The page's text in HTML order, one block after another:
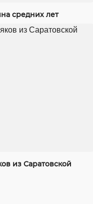
средних лет
из Саратовской